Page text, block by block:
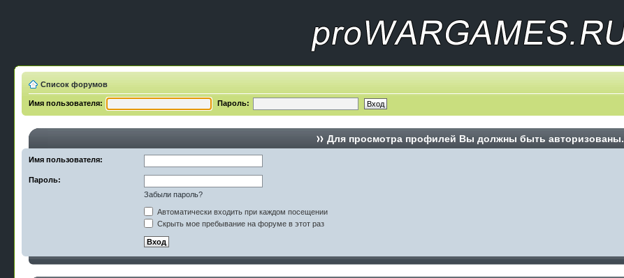
Список форумов
Имя пользователя: Пароль:
Для просмотра профилей Вы должны быть авторизованы.
Имя пользователя:
Пароль:
Забыли пароль?
Автоматически входить при каждом посещении
Скрыть мое пребывание на форуме в этот раз